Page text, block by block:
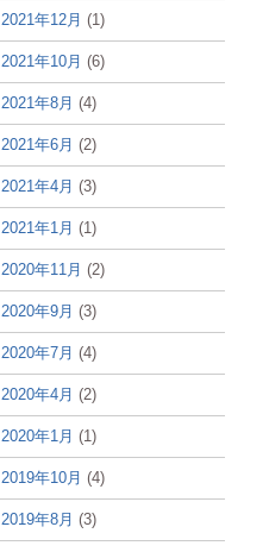
2021年12月 (1)
2021年10月 (6)
2021年8月 (4)
2021年6月 (2)
2021年4月 (3)
2021年1月 (1)
2020年11月 (2)
2020年9月 (3)
2020年7月 (4)
2020年4月 (2)
2020年1月 (1)
2019年10月 (4)
2019年8月 (3)